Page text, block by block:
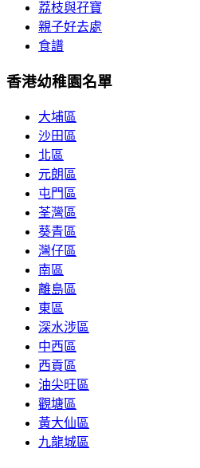
荔枝與孖寶
親子好去處
食譜
香港幼稚園名單
大埔區
沙田區
北區
元朗區
屯門區
荃灣區
葵青區
灣仔區
南區
離島區
東區
深水涉區
中西區
西貢區
油尖旺區
觀塘區
黃大仙區
九龍城區